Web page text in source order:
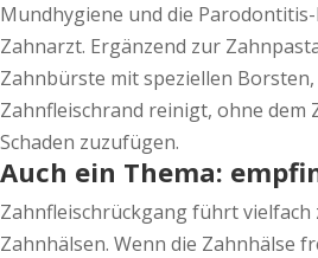
Mundhygiene und die
Zahnarzt. Ergänzend zur
Zahnbürste mit speziellen
Zahnfleischrand reinigt, ohne dem
Schaden zuzufügen.
Auch ein Thema:
Zahnfleischrückgang führt vielfach
Zahnhälsen. Wenn die Zahnhälse